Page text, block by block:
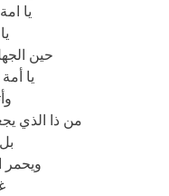
يا
حين
يا
من ذا الذي
ويحمر